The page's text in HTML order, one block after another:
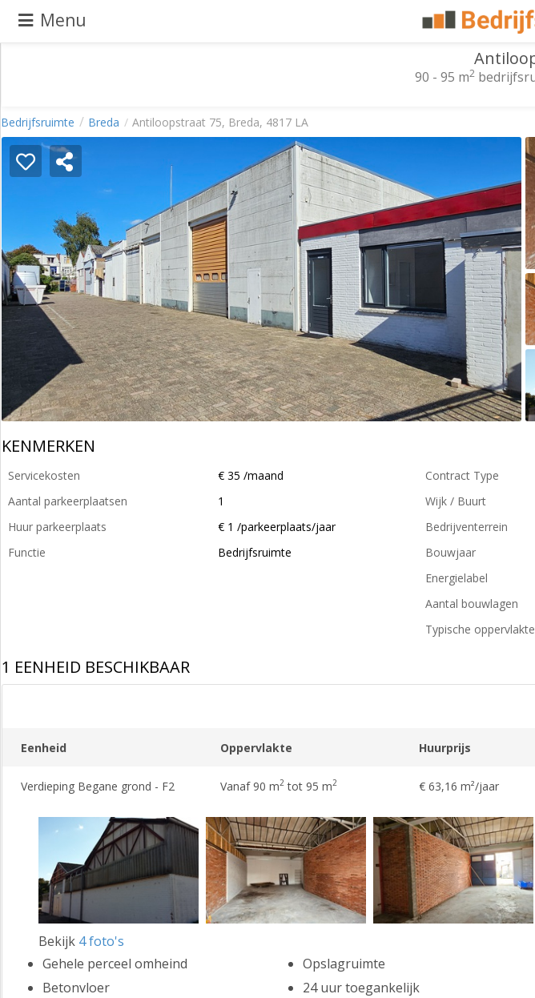
Menu
aanbieden
Pand
zoeken
Waarom
adverteren
Premium
adverteren
Blog
Registreren
Login
Bedrijfsruimte Breda Antiloopstraat 75, Breda, 4817 LA
90 - 95 m2
KENMERKEN
Servicekosten
€ 35 /maand
Aantal parkeerplaatsen
1
Huur parkeerplaats
€ 1 /parkeerplaats/jaar
Functie
Bedrijfsruimte
Contract Type
Wijk / Buurt
Bedrijventerrein
Bouwjaar
Energielabel
Aantal bouwlagen
Typische
1 EENHEID BESCHIKBAAR
Eenheid Oppervlakte Huurprijs
Verdieping Begane grond - F2 Vanaf 90 m2tot 95 m2 € 63,16 m²/jaar
Bekijk 4 foto's
Gehele perceel omheind
Betonvloer
Opslagruimte
24 uur toegankelijk